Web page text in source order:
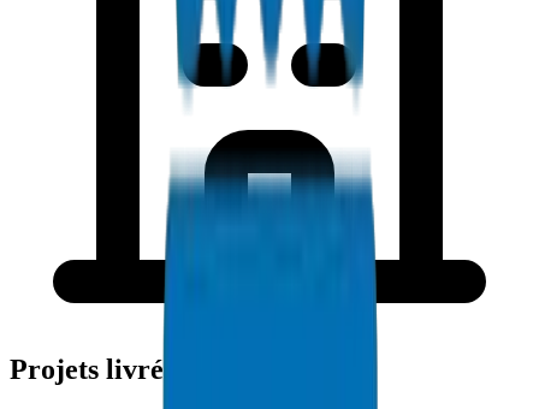
Projets livrés à Koweït